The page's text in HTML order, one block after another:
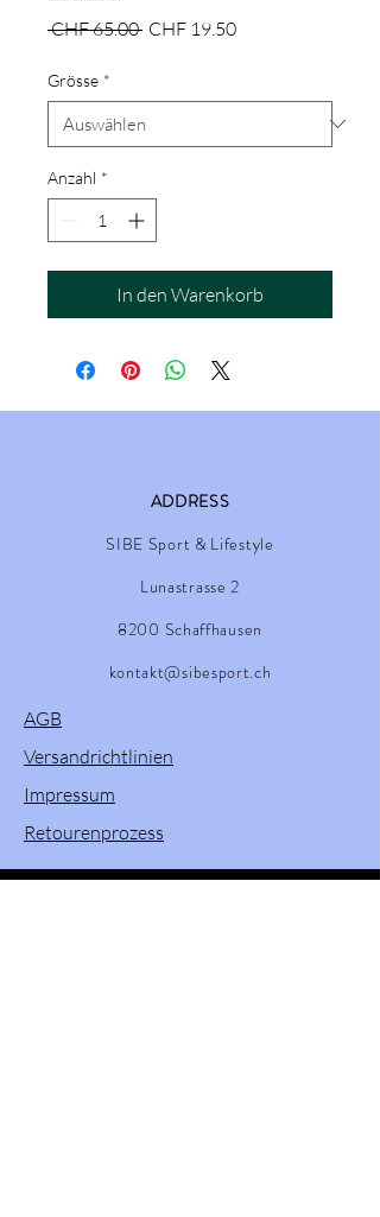
CHF 65.00 Standardpreis
CHF 19.50Sale-
Grösse *
Anzahl *
In den Warenkorb
ADDRESS
SIBE Sport & Lifestyle
Lunastrasse 2
8200 Schaffhausen
kontakt@sibesport.ch
AGB
Versandrichtlinien
Impressum
Retourenprozess